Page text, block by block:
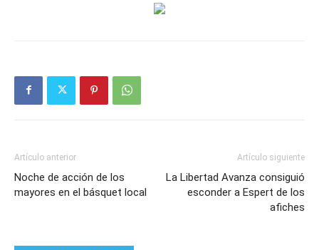
Artículo anterior
Noche de acción de los
mayores en el básquet local
Artículo siguiente
La Libertad Avanza consiguió
esconder a Espert de los
afiches